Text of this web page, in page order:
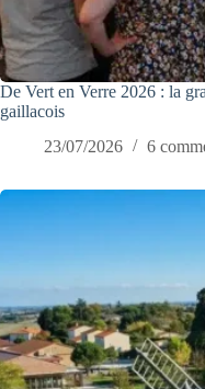
De Vert en Verre 2026 : la
gaillacois
23/07/2026
6